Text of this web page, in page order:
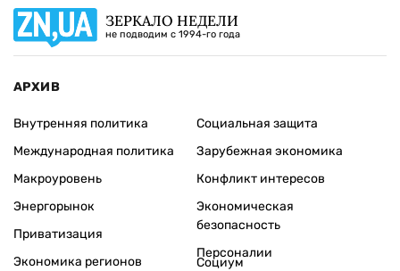
ЗЕРКАЛО НЕДЕЛИ
не подводим с 1994-го года
АРХИВ
Внутренняя политика
Международная политика
Макроуровень
Энергорынок
Приватизация
Экономика регионов
Социальная защита
Зарубежная экономика
Конфликт интересов
Экономическая
безопасность
Персоналии
Социум